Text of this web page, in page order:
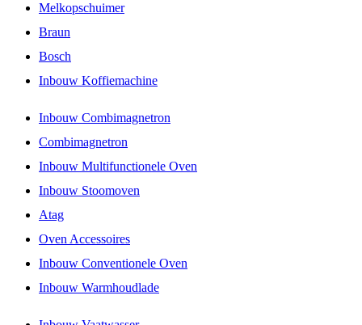
Melkopschuimer
Braun
Bosch
Inbouw Koffiemachine
Inbouw Combimagnetron
Combimagnetron
Inbouw Multifunctionele Oven
Inbouw Stoomoven
Atag
Oven Accessoires
Inbouw Conventionele Oven
Inbouw Warmhoudlade